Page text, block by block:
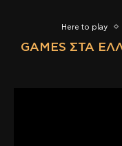
Here to play
GAMES ΣΤΑ